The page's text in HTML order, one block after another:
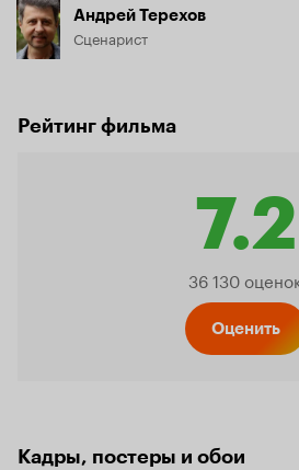
Андрей Терехов
Сценарист
Рейтинг фильма
7.2
7.2
36 130
Оценить
Кадры, постеры и обои